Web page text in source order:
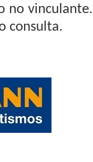
no
consulta.